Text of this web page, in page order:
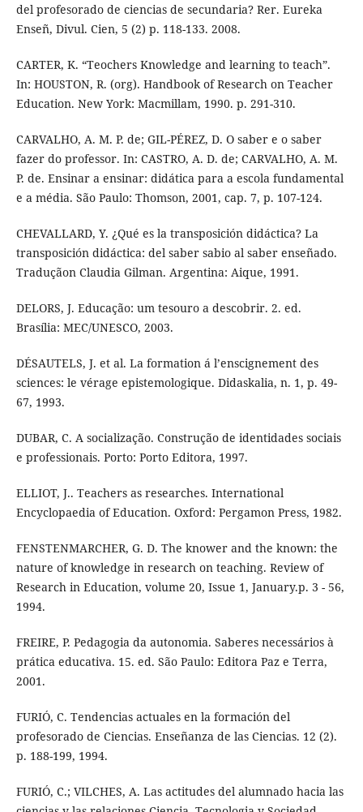
del profesorado de ciencias de secundaria? Rer. Eureka
Enseñ, Divul. Cien, 5 (2) p. 118-133. 2008.
CARTER, K. “Teochers Knowledge and learning to teach”.
In: HOUSTON, R. (org). Handbook of Research on Teacher
Education. New York: Macmillam, 1990. p. 291-310.
CARVALHO, A. M. P. de; GIL-PÉREZ, D. O saber e o saber
fazer do professor. In: CASTRO, A. D. de; CARVALHO, A. M.
P. de. Ensinar a ensinar: didática para a escola fundamental
e a média. São Paulo: Thomson, 2001, cap. 7, p. 107-124.
CHEVALLARD, Y. ¿Qué es la transposición didáctica? La
transposición didáctica: del saber sabio al saber enseñado.
Traduçãon Claudia Gilman. Argentina: Aique, 1991.
DELORS, J. Educação: um tesouro a descobrir. 2. ed.
Brasília: MEC/UNESCO, 2003.
DÉSAUTELS, J. et al. La formation á l’enscignement des
sciences: le vérage epistemologique. Didaskalia, n. 1, p. 49-
67, 1993.
DUBAR, C. A socialização. Construção de identidades sociais
e professionais. Porto: Porto Editora, 1997.
ELLIOT, J.. Teachers as researches. International
Encyclopaedia of Education. Oxford: Pergamon Press, 1982.
FENSTENMARCHER, G. D. The knower and the known: the
nature of knowledge in research on teaching. Review of
Research in Education, volume 20, Issue 1, January.p. 3 - 56,
1994.
FREIRE, P. Pedagogia da autonomia. Saberes necessários à
prática educativa. 15. ed. São Paulo: Editora Paz e Terra,
2001.
FURIÓ, C. Tendencias actuales en la formación del
profesorado de Ciencias. Enseñanza de las Ciencias. 12 (2).
p. 188-199, 1994.
FURIÓ, C.; VILCHES, A. Las actitudes del alumnado hacia las